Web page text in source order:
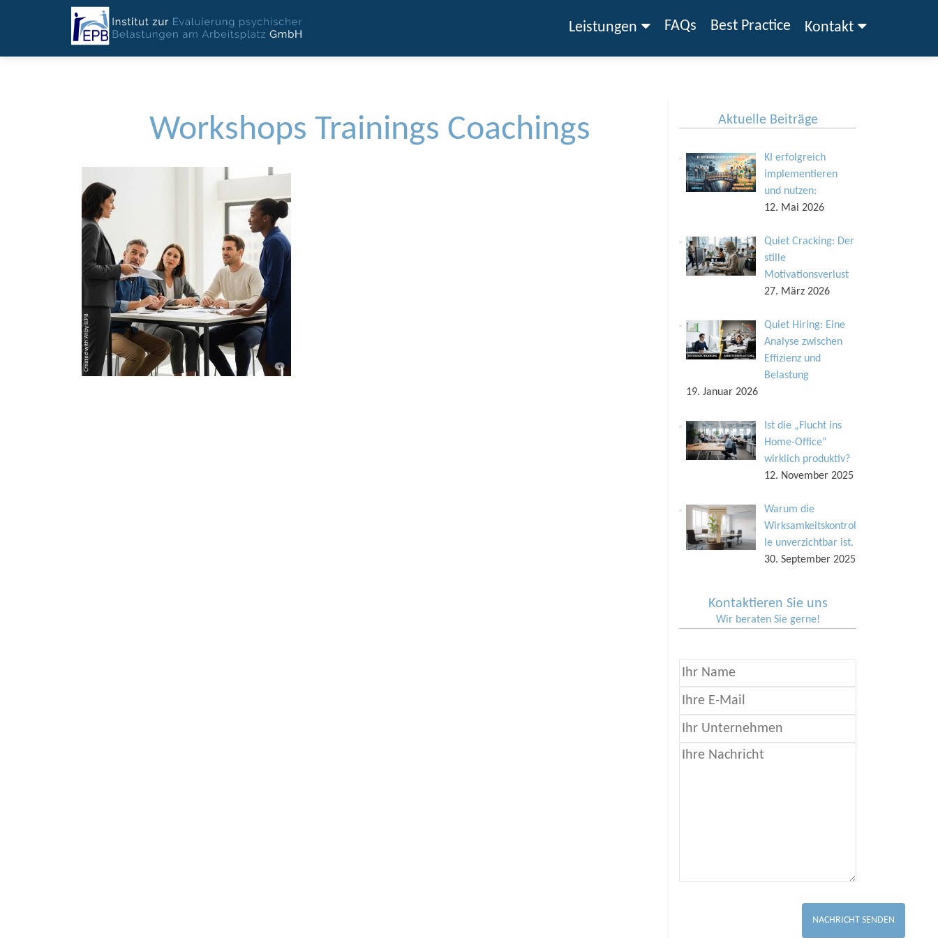
Leistungen FAQs Best Practice Kontakt
Workshops Trainings Coachings Aktuelle Beiträge
KI erfolgreich
implementieren
und nutzen:
12. Mai 2026
Quiet Cracking: Der
stille
Motivationsverlust
27. März 2026
Quiet Hiring: Eine
Analyse zwischen
Effizienz und
Belastung
19. Januar 2026
Ist die „Flucht ins
Home-Office“
wirklich produktiv?
12. November 2025
Warum die
Wirksamkeitskontrol
le unverzichtbar ist.
30. September 2025
Kontaktieren Sie uns
Wir beraten Sie gerne!